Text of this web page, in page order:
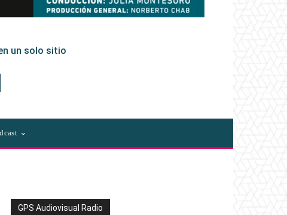
un solo sitio
GPS Audiovisual Radio